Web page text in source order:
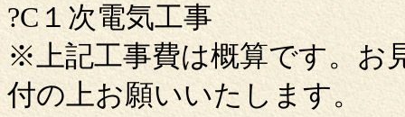
?C１次電気工事
※上記工事費は概算です。お
付の上お願いいたします。